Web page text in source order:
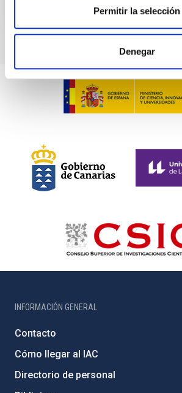
Permitir la selección
Denegar
VÍDEO DE LA CHARLA
INFORMACIÓN GENERAL
Contacto
Cómo llegar al IAC
Directorio de personal